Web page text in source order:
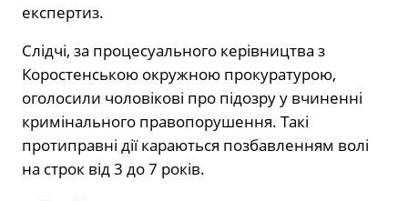
експертиз.
Слідчі, за процесуального керівництва з
Коростенською окружною прокуратурою,
оголосили чоловікові про підозру у вчиненні
кримінального правопорушення. Такі
протиправні дії караються позбавленням волі
на строк від 3 до 7 років.